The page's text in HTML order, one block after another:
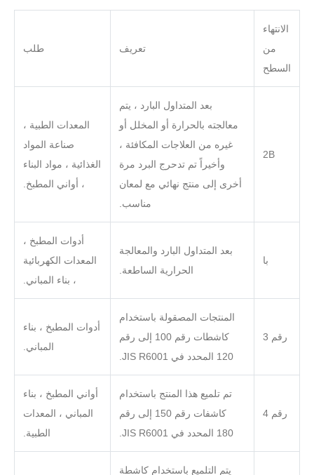
الانتهاء
من
السطح
تعريف طلب
2B
بعد المتداول البارد ، يتم
معالجته بالحرارة أو المخلل أو
غيره من العلاجات المكافئة ،
وأخيراً تم تدحرج البرد مرة
أخرى إلى منتج نهائي مع لمعان
مناسب.
المعدات الطبية ،
صناعة المواد
الغذائية ، مواد البناء
، أواني المطبخ.
با
بعد المتداول البارد والمعالجة
الحرارية الساطعة.
أدوات المطبخ ،
المعدات الكهربائية
، بناء المباني.
رقم 3
المنتجات المصقولة باستخدام
كاشطات رقم 100 إلى رقم
120 المحدد في JIS R6001.
أدوات المطبخ ، بناء
المباني.
رقم 4
تم تلميع هذا المنتج باستخدام
كاشفات رقم 150 إلى رقم
180 المحدد في JIS R6001.
أواني المطبخ ، بناء
المباني ، المعدات
الطبية.
يتم التلميع باستخدام كاشطة